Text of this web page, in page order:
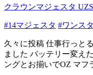
クラウンマジェスタ
#14マジェスタ #ワンス
久々に投稿 仕事行っと
ました バッテリー変え
ングとお揃いでOZ マフ